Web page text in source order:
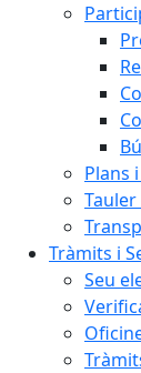
Plans
Tràmits i
Seu